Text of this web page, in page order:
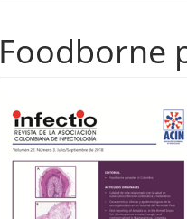
Foodborne
Barra
lateral
del
artículo